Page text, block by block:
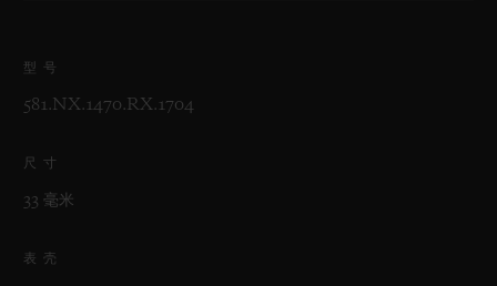
型号
581.NX.1470.RX.1704
尺寸
33 毫米
表壳